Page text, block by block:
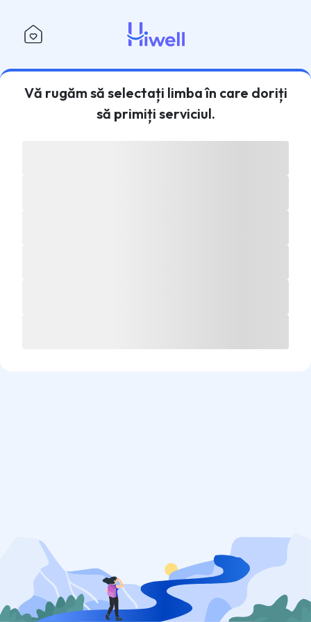
Vă rugăm să selectați limba în care doriți
să primiți serviciul.